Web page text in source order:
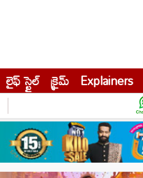
లైఫ్ స్టైల్ క్రైమ్ Explainers